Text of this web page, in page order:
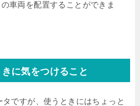
車両を配置することができま
に気をつけること
ですが、使うときにはちょっと